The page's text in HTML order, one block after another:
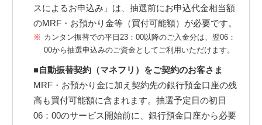
スによるお申込み」は、抽選前にお申込代金相当額
のMRF・お預かり金等（買付可能額）が必要です。
カンタン振替での平日23：00以降のご入金分は、翌06：
00から抽選申込みのご資金としてご利用いただけます。
■自動振替契約（マネフリ）をご契約のお客さま
MRF・お預かり金に加え契約先の銀行預金口座の残
高も買付可能額に含まれます。抽選予定日の初日
06：00のサービス開始前に、銀行預金口座から必要